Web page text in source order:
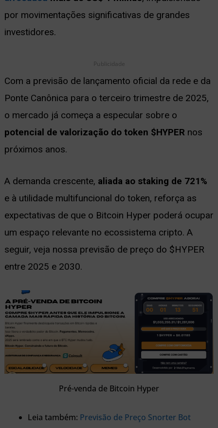
por movimentações significativas de grandes
investidores.
Publicidade
Com a previsão de lançamento oficial da rede e da
Ponte Canônica para o terceiro trimestre de 2025,
o mercado já começa a especular sobre o
potencial de valorização do token $HYPER nos
próximos anos.
A demanda crescente, aliada ao staking de 721%
e à utilidade multifuncional do token, reforça as
expectativas de que o Bitcoin Hyper poderá ocupar
um espaço relevante no ecossistema cripto. A
seguir, veja nossa previsão de preço do $HYPER
entre 2025 e 2030.
Pré-venda de Bitcoin Hyper
Leia também: Previsão de Preço Snorter Bot